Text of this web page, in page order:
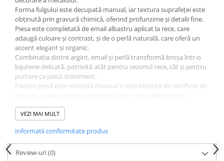
Forma fulgului este decupată manual, iar textura suprafeței este
obținută prin gravură chimică, oferind profunzime și detalii fine.
Piesa este completată de email albastru aplicat la rece, care
adaugă culoare și contrast, și de o perlă naturală, care oferă un
accent elegant și organic.
Combinația dintre argint, email și perlă transformă broșa într-o
bijuterie delicată, potrivită atât pentru sezonul rece, cât și pentru
purtare ca piesă statement.
Fiecare piesă este realizată manual și vine însoțită de certificat de
bijuterii, gata pentru a fi oferită cadou.
Greutate: 5.1g.
VEZI MAI MULT
Informatii conformitate produs
Review-uri(0)